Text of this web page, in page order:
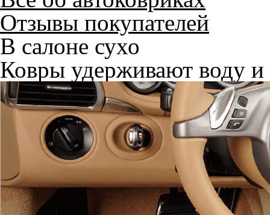
Отзывы покупателей
В салоне сухо
Ковры удерживают воду и